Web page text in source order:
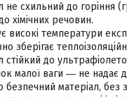
не схильний до горіння
хімічних речовин.
високі температури
зберігає
стійкий до
малої ваги ― не надає
безпечний матеріал, без